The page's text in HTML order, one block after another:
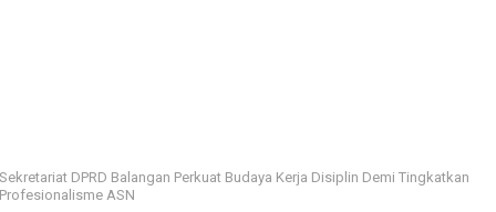
Sekretariat DPRD Balangan Perkuat Budaya Kerja Disiplin Demi Tingkatkan
Profesionalisme ASN